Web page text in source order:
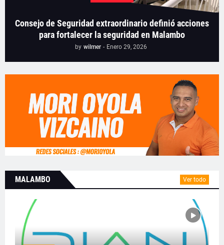
Consejo de Seguridad extraordinario definió acciones
para fortalecer la seguridad en Malambo
by wilmer - Enero 29, 2026
MALAMBO Ver todo